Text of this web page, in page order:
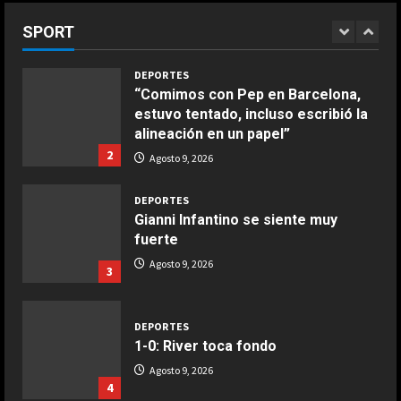
COCINA
Ensalada de espinacas deliciosa
COCINA
aire
Buñuelos de alcachofas
SPORT
2
DEPORTES
“Comimos con Pep en Barcelona,
estuvo tentado, incluso escribió la
alineación en un papel”
Agosto 9, 2026
3
DEPORTES
Gianni Infantino se siente muy
fuerte
Agosto 9, 2026
4
DEPORTES
1-0: River toca fondo
Agosto 9, 2026